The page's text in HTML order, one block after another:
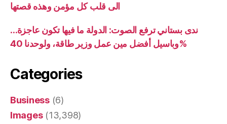
الى قلب كل مؤمن وهذه قصتها
ندى بستاني ترفع الصوت: الدولة ما فيها تكون عاجزة…
وباسيل أفضل مين عمل وزير طاقة، ولوحدنا 40%
Categories
Business(6)
Images(13,398)